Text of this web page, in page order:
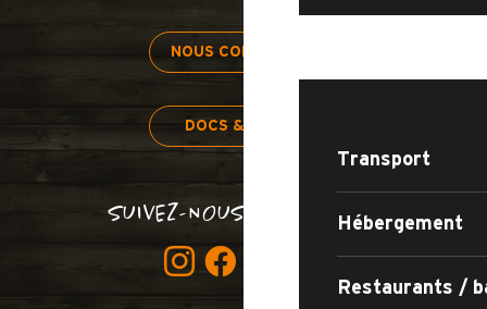
Transport
Hébergement
Restaurants /
NOUS CONTACTER
DOCS & PLANS
SUIVEZ-NOUS BON SANG !